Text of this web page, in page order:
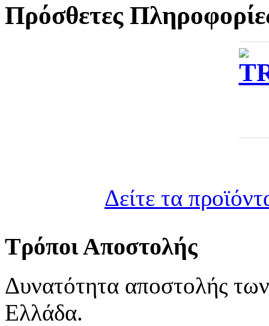
Πρόσθετες
Δείτε τα
Τρόποι Αποστολής
Δυνατότητα αποστολής
Ελλάδα.